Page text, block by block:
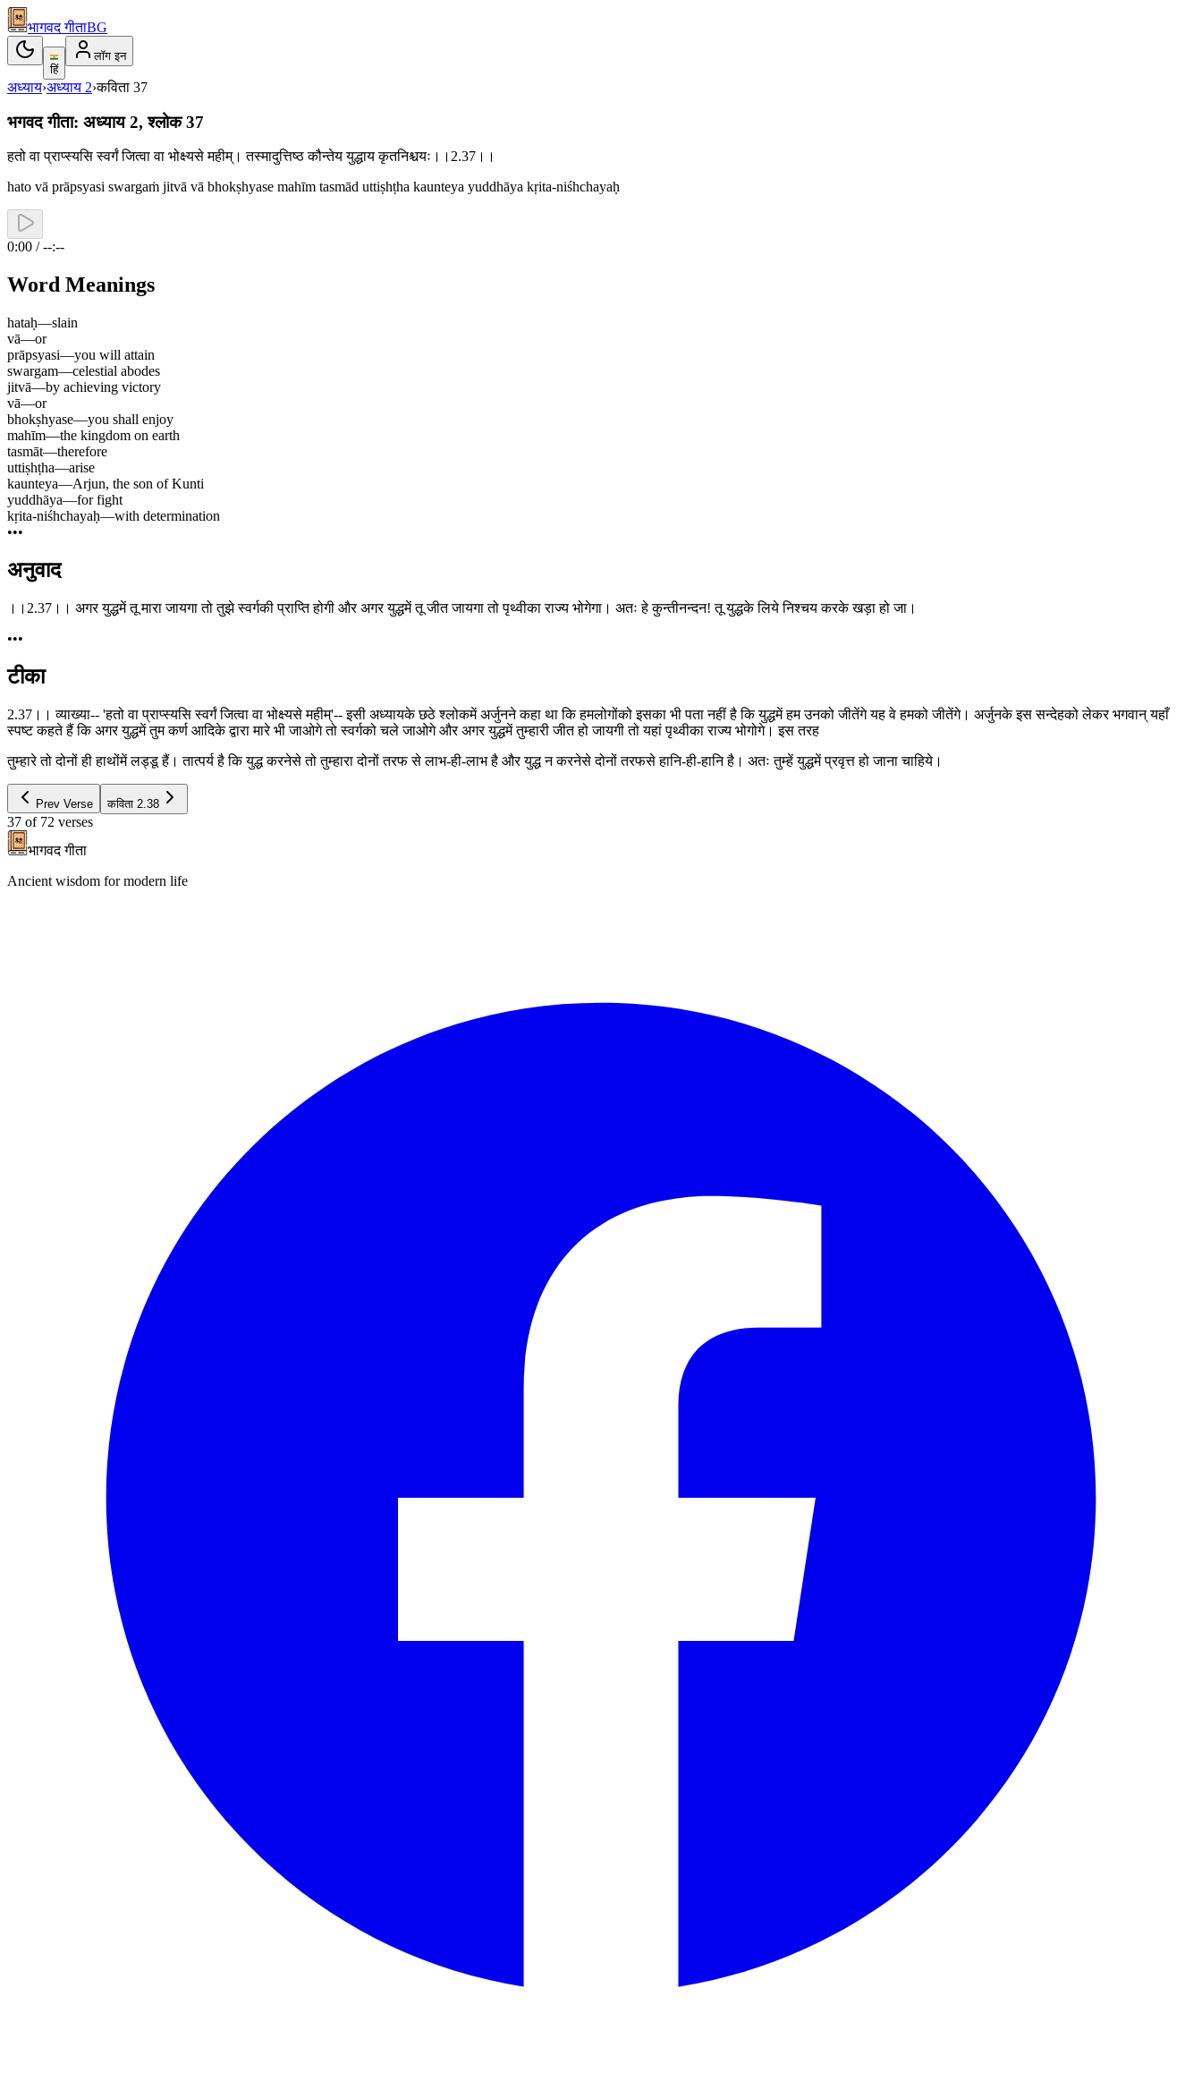
भागवद गीताBG
हिं
लॉग इन
अध्याय›अध्याय 2›कविता 37
भगवद गीता: अध्याय 2, श्लोक 37
हतो वा प्राप्स्यसि स्वर्गं जित्वा वा भोक्ष्यसे महीम्। तस्मादुत्तिष्ठ कौन्तेय युद्धाय कृतनिश्चयः।।2.37।।
hato vā prāpsyasi swargaṁ jitvā vā bhokṣhyase mahīm tasmād uttiṣhṭha kaunteya yuddhāya kṛita-niśhchayaḥ
0:00 / --:--
Word Meanings
hataḥ—slain
vā—or
prāpsyasi—you will attain
swargam—celestial abodes
jitvā—by achieving victory
vā—or
bhokṣhyase—you shall enjoy
mahīm—the kingdom on earth
tasmāt—therefore
uttiṣhṭha—arise
kaunteya—Arjun, the son of Kunti
yuddhāya—for fight
kṛita-niśhchayaḥ—with determination
•••
अनुवाद
।।2.37।। अगर युद्धमें तू मारा जायगा तो तुझे स्वर्गकी प्राप्ति होगी और अगर युद्धमें तू जीत जायगा तो पृथ्वीका राज्य भोगेगा। अतः हे कुन्तीनन्दन! तू युद्धके लिये निश्चय करके खड़ा हो जा।
•••
टीका
2.37।। व्याख्या-- 'हतो वा प्राप्स्यसि स्वर्गं जित्वा वा भोक्ष्यसे महीम्'-- इसी अध्यायके छठे श्लोकमें अर्जुनने कहा था कि हमलोगोंको इसका भी पता नहीं है कि युद्धमें हम उनको जीतेंगे यह वे हमको जीतेंगे। अर्जुनके इस सन्देहको लेकर भगवान् यहाँ
स्पष्ट कहते हैं कि अगर युद्धमें तुम कर्ण आदिके द्वारा मारे भी जाओगे तो स्वर्गको चले जाओगे और अगर युद्धमें तुम्हारी जीत हो जायगी तो यहां पृथ्वीका राज्य भोगोगे। इस तरह
तुम्हारे तो दोनों ही हाथोंमें लड्डू हैं। तात्पर्य है कि युद्ध करनेसे तो तुम्हारा दोनों तरफ से लाभ-ही-लाभ है और युद्ध न करनेसे दोनों तरफसे हानि-ही-हानि है। अतः तुम्हें युद्धमें प्रवृत्त हो जाना चाहिये।
Prev Verse कविता 2.38
37 of 72 verses
भागवद गीता
Ancient wisdom for modern life